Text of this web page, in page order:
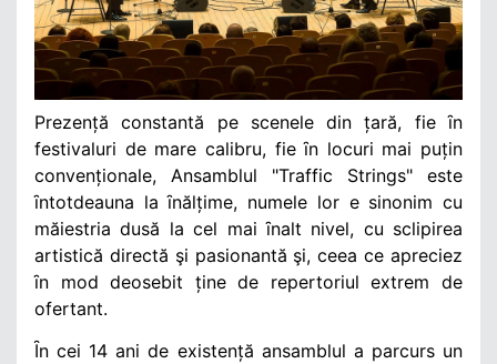
Prezență constantă pe scenele din țară, fie ȋn
festivaluri de mare calibru, fie ȋn locuri mai puțin
convenționale, Ansamblul "Traffic Strings" este
ȋntotdeauna la ȋnălțime, numele lor e sinonim cu
măiestria dusă la cel mai ȋnalt nivel, cu sclipirea
artistică directă şi pasionantă şi, ceea ce apreciez
ȋn mod deosebit ține de repertoriul extrem de
ofertant.
Ȋn cei 14 ani de existență ansamblul a parcurs un